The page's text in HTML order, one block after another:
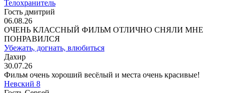
Телохранитель
Гость дмитрий
06.08.26
ОЧЕНЬ КЛАССНЫЙ ФИЛЬМ ОТЛИЧНО СНЯЛИ МНЕ
ПОНРАВИЛСЯ
Убежать, догнать, влюбиться
Дахир
30.07.26
Фильм очень хороший весёлый и места очень красивые!
Невский 8